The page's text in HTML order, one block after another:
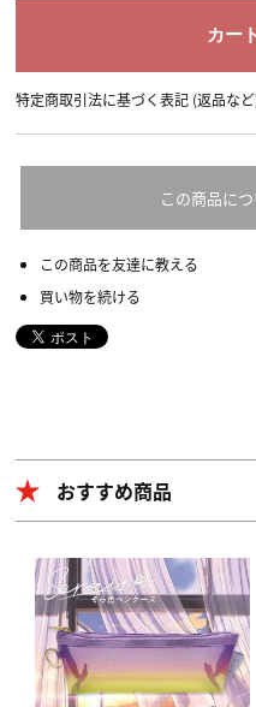
特定商取引法に基づく表記 (返品な
この商品に
この商品を友達に教える
買い物を続ける
おすすめ商品